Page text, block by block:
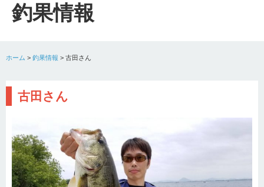
釣果情報
ホーム > 釣果情報 > 古田さん
古田さん